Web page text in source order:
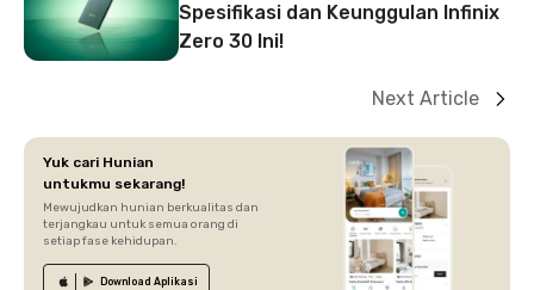
Spesifikasi dan Keunggulan Infinix
Zero 30 Ini!
Next Article
Yuk cari Hunian
untukmu sekarang!
Mewujudkan hunian berkualitas dan
terjangkau untuk semua orang di
setiap fase kehidupan.
Download Aplikasi